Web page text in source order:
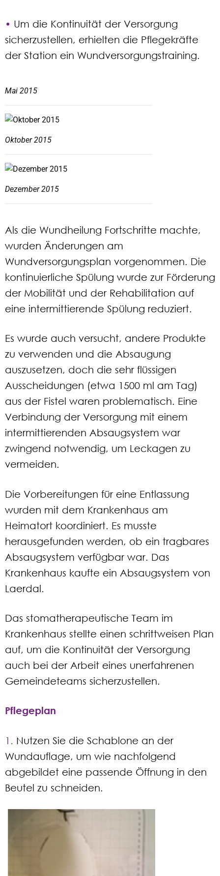
• Um die Kontinuität der Versorgung
sicherzustellen, erhielten die Pflegekräfte
der Station ein Wundversorgungstraining.
Mai 2015
Oktober 2015
Dezember 2015
Als die Wundheilung Fortschritte machte,
wurden Änderungen am
Wundversorgungsplan vorgenommen. Die
kontinuierliche Spülung wurde zur Förderung
der Mobilität und der Rehabilitation auf
eine intermittierende Spülung reduziert.
Es wurde auch versucht, andere Produkte
zu verwenden und die Absaugung
auszusetzen, doch die sehr flüssigen
Ausscheidungen (etwa 1500 ml am Tag)
aus der Fistel waren problematisch. Eine
Verbindung der Versorgung mit einem
intermittierenden Absaugsystem war
zwingend notwendig, um Leckagen zu
vermeiden.
Die Vorbereitungen für eine Entlassung
wurden mit dem Krankenhaus am
Heimatort koordiniert. Es musste
herausgefunden werden, ob ein tragbares
Absaugsystem verfügbar war. Das
Krankenhaus kaufte ein Absaugsystem von
Laerdal.
Das stomatherapeutische Team im
Krankenhaus stellte einen schrittweisen Plan
auf, um die Kontinuität der Versorgung
auch bei der Arbeit eines unerfahrenen
Gemeindeteams sicherzustellen.
Pflegeplan
1.
Nutzen Sie die Schablone an der
Wundauflage, um wie nachfolgend
abgebildet eine passende Öffnung in den
Beutel zu schneiden.